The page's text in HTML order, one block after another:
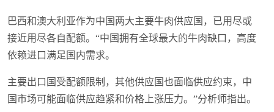
巴西和澳大利亚作为中国两大主要牛肉供应国，已用尽或
接近用尽各自配额。“中国拥有全球最大的牛肉缺口，高度
依赖进口满足国内需求。
主要出口国受配额限制，其他供应国也面临供应约束，中
国市场可能面临供应趋紧和价格上涨压力。”分析师指出。